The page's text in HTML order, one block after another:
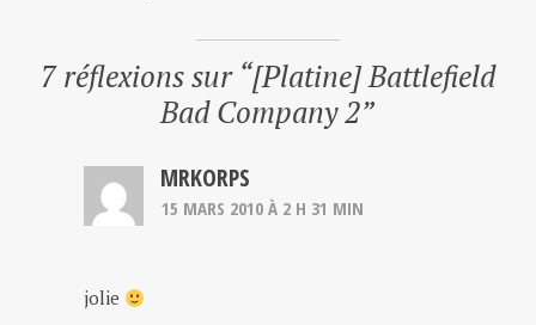
7 réflexions sur “[Platine] Battlefield
Bad Company 2”
MRKORPS
15 MARS 2010 À 2 H 31 MIN
jolie